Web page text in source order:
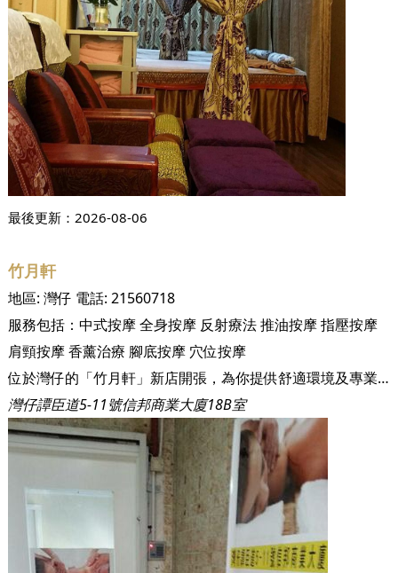
最後更新： 2026-08-06
竹月軒
地區: 灣仔 電話: 21560718
服務包括： 中式按摩全身按摩 反射療法推油按摩指壓按摩
肩頸按摩香薰治療 腳底按摩 穴位按摩
位於灣仔的「竹月軒」新店開張，為你提供舒適環境及專業的服務。一流技術，經驗豐富，加上地點便利。鄰近灣仔站。舒适寧靜的環境，大眾化的價錢。店內設有浴室供客人沖洗。提供一次性按摩用品，衛生企理。
灣仔譚臣道5-11號信邦商業大廈18B室